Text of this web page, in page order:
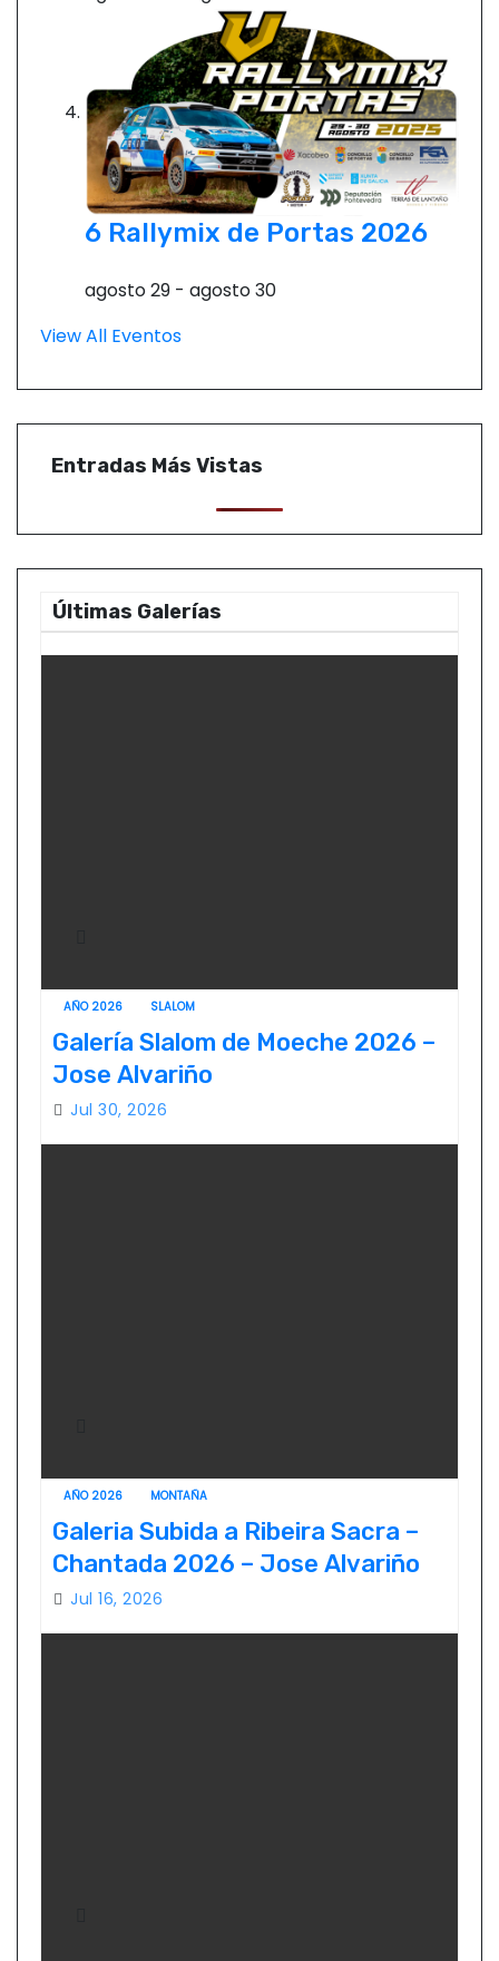
6 Rallymix de Portas 2026
agosto 29 - agosto 30
View All Eventos
Entradas Más Vistas
Últimas Galerías
AÑO 2026 SLALOM
Galería Slalom de Moeche 2026 –
Jose Alvariño
Jul 30, 2026
AÑO 2026 MONTAÑA
Galeria Subida a Ribeira Sacra –
Chantada 2026 – Jose Alvariño
Jul 16, 2026